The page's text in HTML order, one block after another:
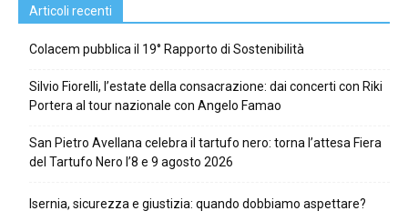
Articoli recenti
Colacem pubblica il 19° Rapporto di Sostenibilità
Silvio Fiorelli, l’estate della consacrazione: dai concerti con Riki
Portera al tour nazionale con Angelo Famao
San Pietro Avellana celebra il tartufo nero: torna l’attesa Fiera
del Tartufo Nero l’8 e 9 agosto 2026
Isernia, sicurezza e giustizia: quando dobbiamo aspettare?